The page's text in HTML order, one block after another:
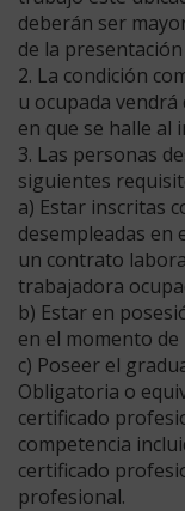
deberán ser
de la
2. La condición
u ocupada
en que se halle al
3. Las personas
siguientes
a) Estar inscritas
desempleadas en
un contrato
trabajadora
b) Estar en
en el momento
c) Poseer el
Obligatoria o
certificado
competencia
certificado
profesional.